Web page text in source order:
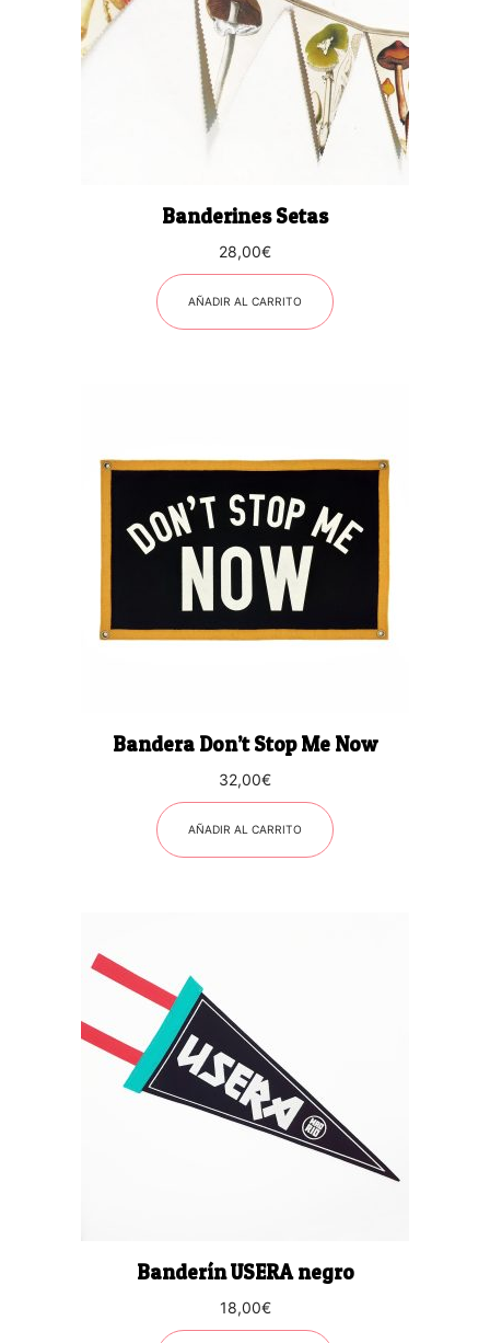
Banderines Setas
28,00€
AÑADIR AL CARRITO
Bandera Don’t Stop Me Now
32,00€
AÑADIR AL CARRITO
Banderín USERA negro
18,00€